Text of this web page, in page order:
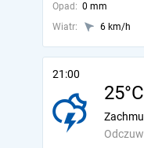
Opad: 0 mm
Wiatr:
6 km/h
21:00
25°C